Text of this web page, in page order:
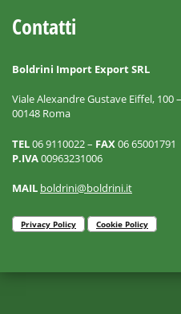
Contatti
Boldrini Import Export SRL
Viale Alexandre Gustave Eiffel, 100
00148 Roma
TEL06 9110022 – FAX06 65001791
P.IVA00963231006
MAIL boldrini@boldrini.it
Privacy Policy Cookie Policy